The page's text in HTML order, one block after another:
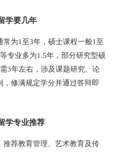
学要几年
为1至3年，硕士课程一般1至
专业多为1.5年，部分研究型硕
3年左右，涉及课题研究、论
修满规定学分并通过答辩即
学专业推荐
荐教育管理、艺术教育及传